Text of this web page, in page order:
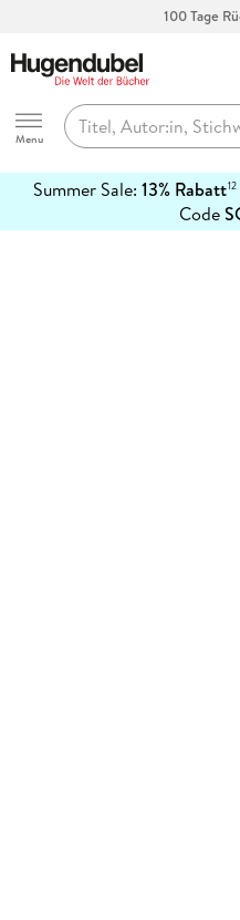
100 Tage
Hugendubel
Menu
Summer Sale: 13% Rabatt12
Code
erfahren